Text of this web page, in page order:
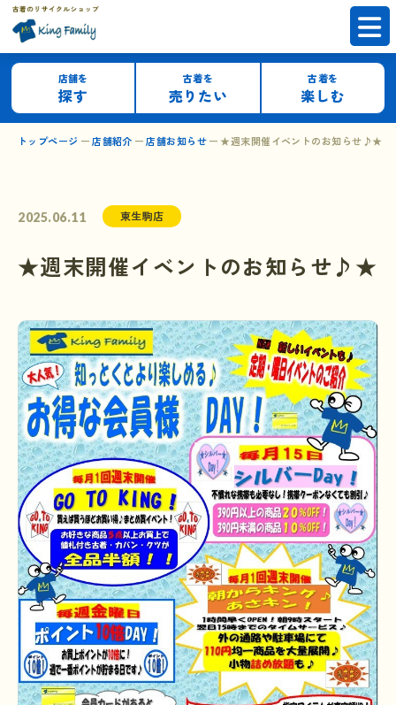
店舗を
探す
古着を
売りたい
古着を
楽しむ
トップページ 店舗紹介 店舗お知らせ ★週末開催イベントのお知らせ♪★
2025.06.11 東生駒店
★週末開催イベントのお知らせ♪★